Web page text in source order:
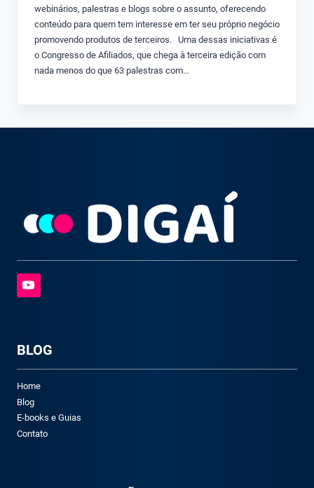
webinários, palestras e blogs sobre o assunto, oferecendo
conteúdo para quem tem interesse em ter seu próprio negócio
promovendo produtos de terceiros. Uma dessas iniciativas é
o Congresso de Afiliados, que chega à terceira edição com
nada menos do que 63 palestras com…
BLOG
Home
Blog
E-books e Guias
Contato